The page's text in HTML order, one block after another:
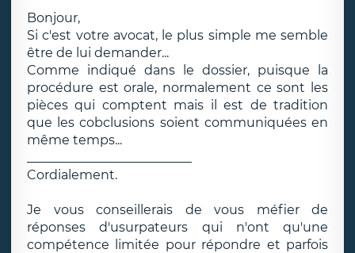
Bonjour,
Si c'est votre avocat, le plus simple me semble
être de lui demander...
Comme indiqué dans le dossier, puisque la
procédure est orale, normalement ce sont les
pièces qui comptent mais il est de tradition
que les cobclusions soient communiquées en
même temps...
Cordialement.
Je vous conseillerais de vous méfier de
réponses d'usurpateurs qui n'ont qu'une
compétence limitée pour répondre et parfois